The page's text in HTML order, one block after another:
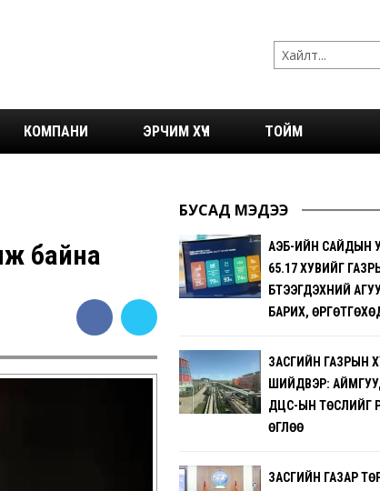
КОМПАНИ ЭРЧИМ ХҮЧ ТОЙМ
байна
БУСАД МЭДЭЭ
АҮЭБ-ИЙН САЙДЫН
65.17 ХУВИЙГ
БҮТЭЭГДЭХҮҮНИЙ
БАРИХ,
ЗАСГИЙН ГАЗРЫН
ШИЙДВЭР:
ДЦС-ЫН ТӨСЛИЙГ
ӨГЛӨӨ
ЗАСГИЙН ГАЗАР